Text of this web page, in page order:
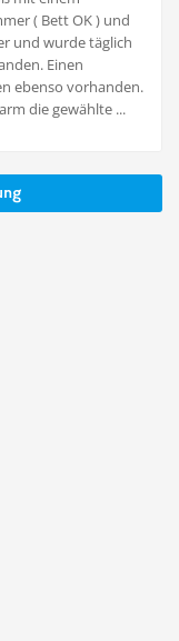
( Bett OK ) und
und wurde täglich
Einen
ebenso vorhanden.
die gewählte ...